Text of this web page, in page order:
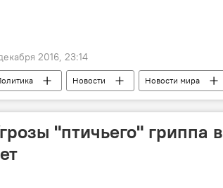
2016, 23:14
Новости Новости мира
"птичьего" гриппа